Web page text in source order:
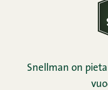
Snellman on